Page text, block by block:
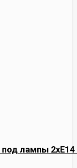
лампы 2xE14